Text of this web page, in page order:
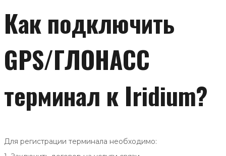
Как подключить
GPS/ГЛОНАСС
терминал к Iridium?
Для регистрации терминала необходимо: